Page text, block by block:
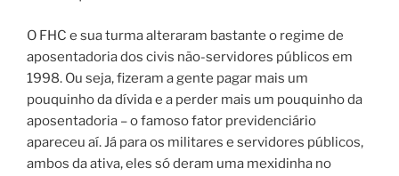
O FHC e sua turma alteraram bastante o regime de
aposentadoria dos civis não-servidores públicos em
1998. Ou seja, fizeram a gente pagar mais um
pouquinho da dívida e a perder mais um pouquinho da
aposentadoria – o famoso fator previdenciário
apareceu aí. Já para os militares e servidores públicos,
ambos da ativa, eles só deram uma mexidinha no